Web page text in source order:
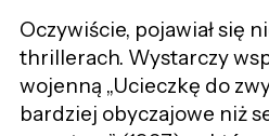
Oczywiście, pojawiał się
thrillerach. Wystarczy
wojenną „Ucieczkę do
bardziej obyczajowe niż